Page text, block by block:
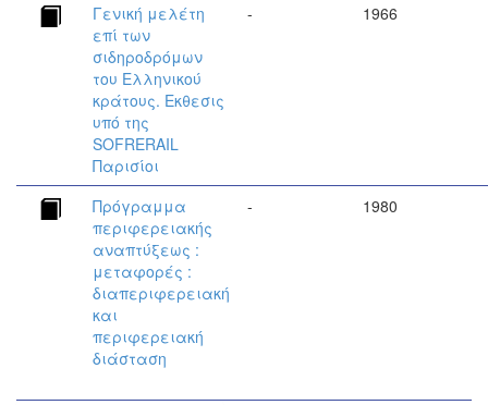
Γενική μελέτη
επί των
σιδηροδρόμων
του Ελληνικού
κράτους. Εκθεσις
υπό της
SOFRERAIL
Παρισίοι
- 1966
Πρόγραμμα
περιφερειακής
αναπτύξεως :
μεταφορές :
διαπεριφερειακή
και
περιφερειακή
διάσταση
- 1980